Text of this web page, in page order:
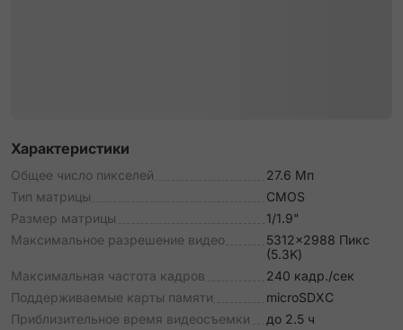
Характеристики
Общее число пикселей
27.6 Мп
Тип матрицы
CMOS
Размер матрицы
1/1.9"
Максимальное разрешение видео
5312x2988 Пикс
(5.3K)
Максимальная частота кадров
240 кадр./сек
Поддерживаемые карты памяти
microSDXC
Приблизительное время видеосъемки
до 2.5 ч